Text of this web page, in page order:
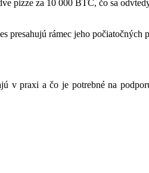
pizze za 10 000 BTC, čo sa
presahujú rámec jeho
praxi a čo je potrebné na